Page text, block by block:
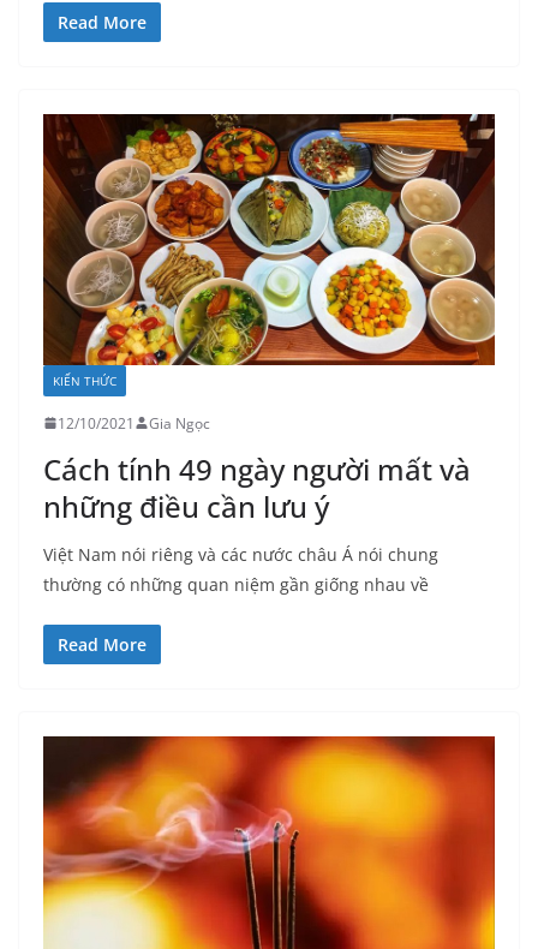
Read More
KIẾN THỨC
12/10/2021 Gia Ngọc
Cách tính 49 ngày người mất và
những điều cần lưu ý
Việt Nam nói riêng và các nước châu Á nói chung
thường có những quan niệm gần giống nhau về
Read More